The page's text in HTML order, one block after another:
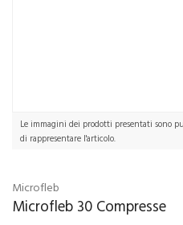
Le immagini dei prodotti presentati sono
di rappresentare l'articolo.
Microfleb
Microfleb 30 Compresse